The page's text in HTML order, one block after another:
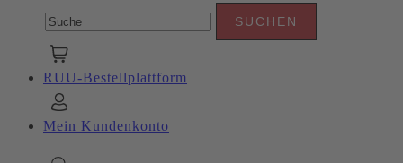
RUU-Bestellplattform
Mein Kundenkonto